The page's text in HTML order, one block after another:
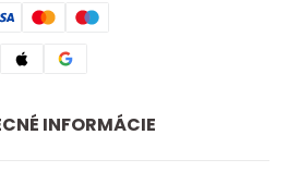
INFORMÁCIE